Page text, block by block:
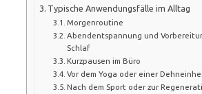
Typische Anwendungsfälle im Alltag
Morgenroutine
Abendentspannung und
Schlaf
Kurzpausen im Büro
Vor dem Yoga oder einer
Nach dem Sport oder zur